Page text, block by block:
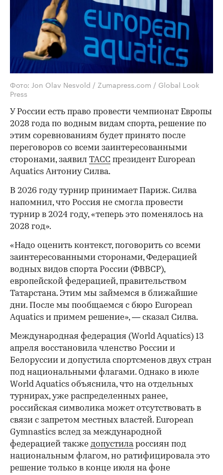
Фото: Jon Olav Nesvold / Zumapress.com / Global Look
Press
У России есть право провести чемпионат Европы
2028 года по водным видам спорта, решение по
этим соревнованиям будет принято после
переговоров со всеми заинтересованными
сторонами, заявил ТАСС президент European
Aquatics Антониу Силва.
В 2026 году турнир принимает Париж. Силва
напомнил, что Россия не смогла провести
турнир в 2024 году, «теперь это поменялось на
2028 год».
«Надо оценить контекст, поговорить со всеми
заинтересованными сторонами, Федерацией
водных видов спорта России (ФВВСР),
европейской федерацией, правительством
Татарстана. Этим мы займемся в ближайшие
дни. После мы пообщаемся с бюро European
Aquatics и примем решение», — сказал Силва.
Международная федерация (World Aquatics) 13
апреля восстановила членство России и
Белоруссии и допустила спортсменов двух стран
под национальными флагами. Однако в июле
World Aquatics объяснила, что на отдельных
турнирах, уже распределенных ранее,
российская символика может отсутствовать в
связи с запретом местных властей. European
Gymnastics вслед за международной
федерацией также допустилароссиян под
национальным флагом, но ратифицировала это
решение только в конце июля на фоне